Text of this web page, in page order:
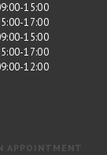
15:00
17:00
15:00
17:00
12:00
APPOINTMENT